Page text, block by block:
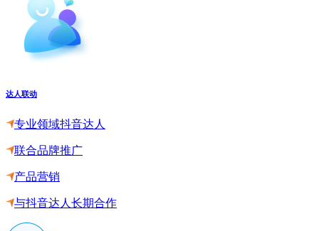
达人联动
专业领域抖音达人
联合品牌推广
产品营销
与抖音达人长期合作